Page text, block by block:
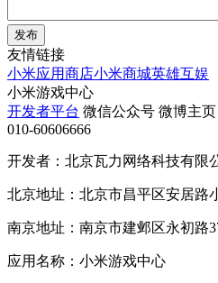
发布
友情链接
小米应用商店小米商城英雄互娱
小米游戏中心
开发者平台 微信公众号 微博主页
010-60606666
开发者：北京瓦力网络科技有限
北京地址：北京市昌平区安居路
南京地址：南京市建邺区永初路
应用名称：小米游戏中心